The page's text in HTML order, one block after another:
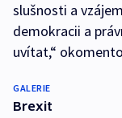
slušnosti a
demokracii a
uvítat,“
GALERIE
Brexit